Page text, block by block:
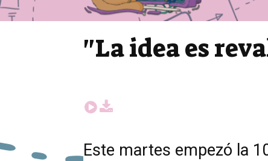
"La idea es
Este martes empezó la